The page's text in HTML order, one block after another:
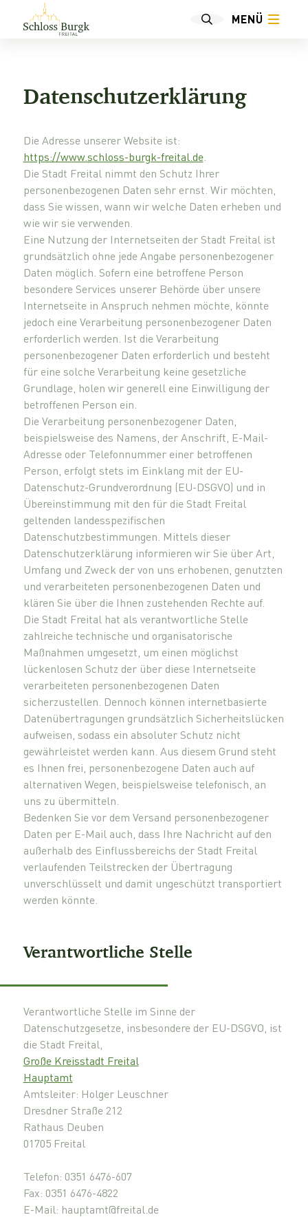
MENÜ
Datenschutzerklärung
Die Adresse unserer Website ist:
https://www.schloss-burgk-freital.de.
Die Stadt Freital nimmt den Schutz Ihrer
personenbezogenen Daten sehr ernst. Wir möchten,
dass Sie wissen, wann wir welche Daten erheben und
wie wir sie verwenden.
Eine Nutzung der Internetseiten der Stadt Freital ist
grundsätzlich ohne jede Angabe personenbezogener
Daten möglich. Sofern eine betroffene Person
besondere Services unserer Behörde über unsere
Internetseite in Anspruch nehmen möchte, könnte
jedoch eine Verarbeitung personenbezogener Daten
erforderlich werden. Ist die Verarbeitung
personenbezogener Daten erforderlich und besteht
für eine solche Verarbeitung keine gesetzliche
Grundlage, holen wir generell eine Einwilligung der
betroffenen Person ein.
Die Verarbeitung personenbezogener Daten,
beispielsweise des Namens, der Anschrift, E-Mail-
Adresse oder Telefonnummer einer betroffenen
Person, erfolgt stets im Einklang mit der EU-
Datenschutz-Grundverordnung (EU-DSGVO) und in
Übereinstimmung mit den für die Stadt Freital
geltenden landesspezifischen
Datenschutzbestimmungen. Mittels dieser
Datenschutzerklärung informieren wir Sie über Art,
Umfang und Zweck der von uns erhobenen, genutzten
und verarbeiteten personenbezogenen Daten und
klären Sie über die Ihnen zustehenden Rechte auf.
Die Stadt Freital hat als verantwortliche Stelle
zahlreiche technische und organisatorische
Maßnahmen umgesetzt, um einen möglichst
lückenlosen Schutz der über diese Internetseite
verarbeiteten personenbezogenen Daten
sicherzustellen. Dennoch können internetbasierte
Datenübertragungen grundsätzlich Sicherheitslücken
aufweisen, sodass ein absoluter Schutz nicht
gewährleistet werden kann. Aus diesem Grund steht
es Ihnen frei, personenbezogene Daten auch auf
alternativen Wegen, beispielsweise telefonisch, an
uns zu übermitteln.
Bedenken Sie vor dem Versand personenbezogener
Daten per E-Mail auch, dass Ihre Nachricht auf den
außerhalb des Einflussbereichs der Stadt Freital
verlaufenden Teilstrecken der Übertragung
unverschlüsselt und damit ungeschützt transportiert
werden könnte.
Verantwortliche Stelle
Verantwortliche Stelle im Sinne der
Datenschutzgesetze, insbesondere der EU-DSGVO, ist
die Stadt Freital,
Große Kreisstadt Freital
Hauptamt
Amtsleiter: Holger Leuschner
Dresdner Straße 212
Rathaus Deuben
01705 Freital
Telefon: 0351 6476-607
Fax: 0351 6476-4822
E-Mail: hauptamt@freital.de